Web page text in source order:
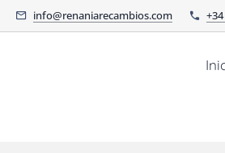
info@renaniarecambios.com